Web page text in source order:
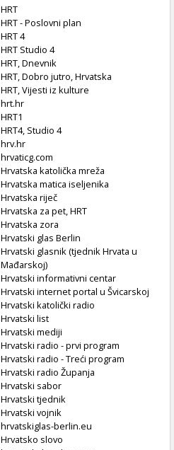
HRT
HRT - Poslovni plan
HRT 4
HRT Studio 4
HRT, Dnevnik
HRT, Dobro jutro, Hrvatska
HRT, Vijesti iz kulture
hrt.hr
HRT1
HRT4, Studio 4
hrv.hr
hrvaticg.com
Hrvatska katolička mreža
Hrvatska matica iseljenika
Hrvatska riječ
Hrvatska za pet, HRT
Hrvatska zora
Hrvatski glas Berlin
Hrvatski glasnik (tjednik Hrvata u
Mađarskoj)
Hrvatski informativni centar
Hrvatski internet portal u Švicarskoj
Hrvatski katolički radio
Hrvatski list
Hrvatski mediji
Hrvatski radio - prvi program
Hrvatski radio - Treći program
Hrvatski radio Županja
Hrvatski sabor
Hrvatski tjednik
Hrvatski vojnik
hrvatskiglas-berlin.eu
Hrvatsko slovo